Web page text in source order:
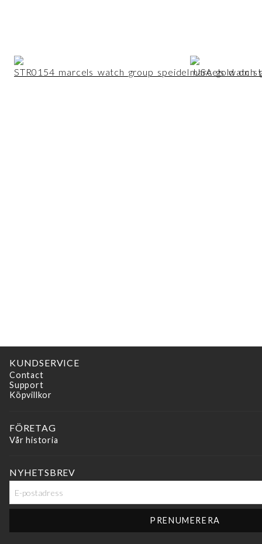
KUNDSERVICE
Contact
Support
Köpvillkor
FÖRETAG
Vår historia
NYHETSBREV